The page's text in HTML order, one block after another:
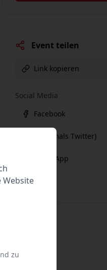
Event teilen
Link kopieren
Social Media
Facebook
X (vormals Twitter)
WhatsApp
Website
zu